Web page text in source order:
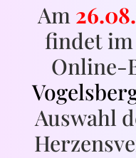
Am
findet im
Online-
Auswahl